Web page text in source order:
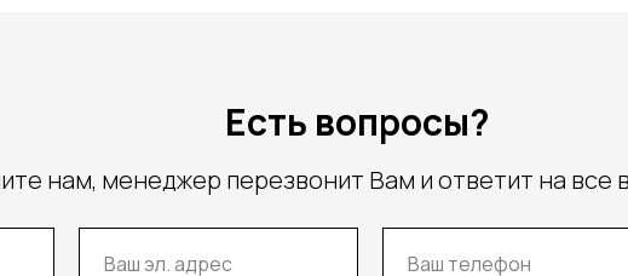
Есть вопросы?
нам, менеджер перезвонит Вам и ответит на все